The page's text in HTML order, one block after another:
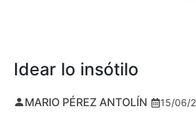
Idear lo insótilo
MARIO PÉREZ ANTOLÍN 15/06/